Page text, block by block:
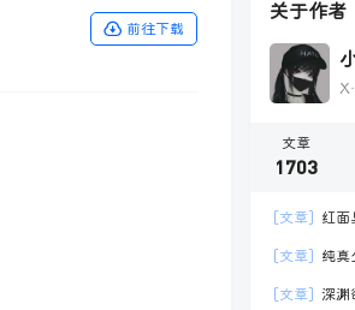
前往下载
关于作者
文章
1703
[文章] 红面
[文章]
纯真少
[文章]
深渊